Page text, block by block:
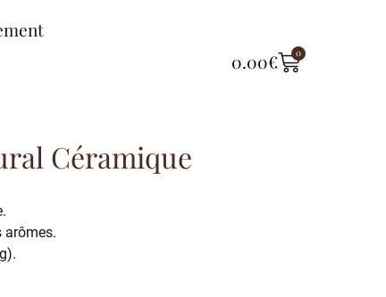
0.00€ 0
Céramique
arômes.